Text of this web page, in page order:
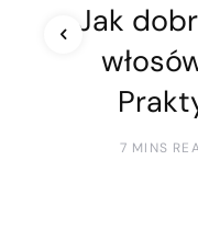
Jak
7 MINS